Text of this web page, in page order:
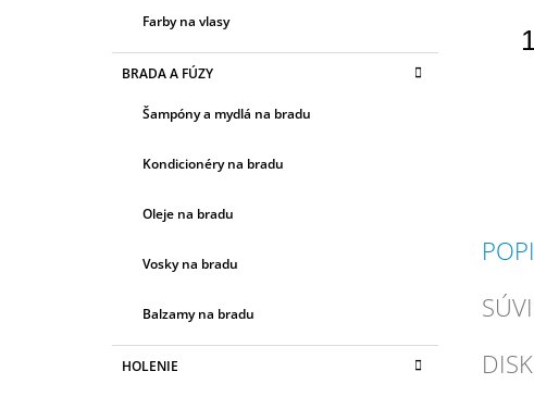
Farby na vlasy
BRADA A FÚZY
Šampóny a mydlá na bradu
Kondicionéry na bradu
Oleje na bradu
Vosky na bradu
Balzamy na bradu
HOLENIE